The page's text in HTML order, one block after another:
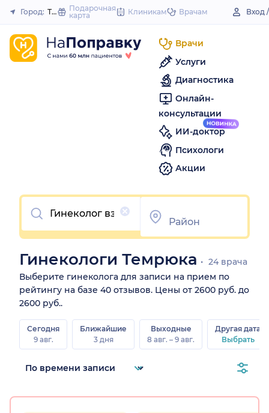
to
Закрыть
Город: ТемрюкПодарочная
карта
Клиникам Врачам Вход
Врачи
Услуги
Диагностика
Онлайн-
консультации
ИИ-доктор
Психологи
Акции
Очистить
Гинекологи Темрюка
24 врача
Выберите гинеколога для записи на прием по
рейтингу на базе 40 отзывов. Цены от 2600 руб. до
2600 руб..
Сегодня
9 авг.
Ближайшие
3 дня
Выходные
8 авг. – 9 авг.
Другая дата
Выбрать